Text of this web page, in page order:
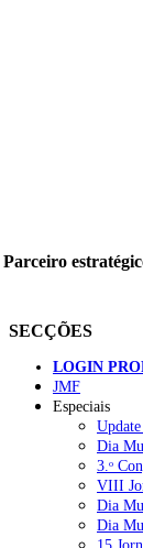
Parceiro
SECÇÕES
LOGIN
JMF
Especiais
Dia
3.ᵒ
VIII
Dia
Dia